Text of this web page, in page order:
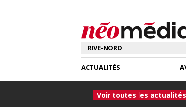
ACTUALITÉS
Voir toutes les actualités